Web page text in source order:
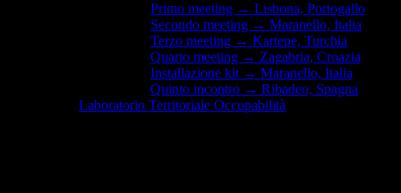
Primo meeting → Lisbona, Portogallo
Secondo meeting → Maranello, Italia
Terzo meeting → Kartepe, Turchia
Quarto meeting → Zagabria, Croazia
Installazione kit → Maranello, Italia
Quinto incontro → Ribadeo, Spagna
Laboratorio Territoriale Occupabilità